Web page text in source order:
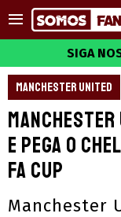
SIGA
MANCHESTER UNITED
e pega o
FA Cup
Manchester